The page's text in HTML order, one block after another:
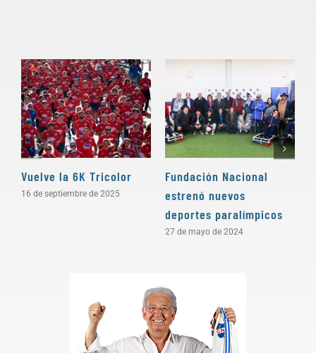
Vuelve la 6K Tricolor
16 de septiembre de 2025
Fundación Nacional
estrenó nuevos
deportes paralímpicos
27 de mayo de 2024